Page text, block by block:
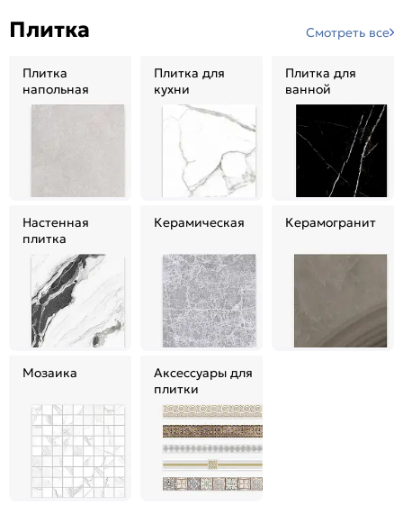
Плитка Смотреть все
Плитка
напольная
Плитка для
кухни
Плитка для
ванной
Настенная
плитка
Керамическая Керамогранит
Мозаика
Аксессуары для
плитки